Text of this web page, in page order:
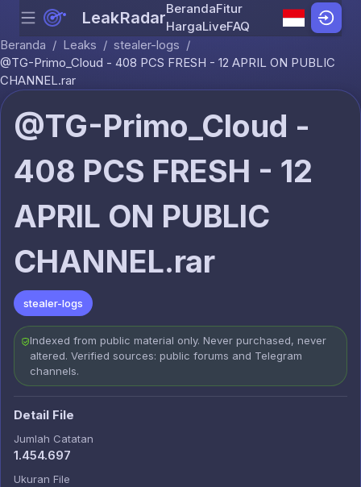
Skip to content
Menu LeakRadarBerandaFitur
HargaLiveFAQ
Beranda / Leaks / stealer-logs /
@TG-Primo_Cloud - 408 PCS FRESH - 12 APRIL ON PUBLIC
CHANNEL.rar
@TG-Primo_Cloud -
408 PCS FRESH - 12
APRIL ON PUBLIC
CHANNEL.rar
stealer-logs
Indexed from public material only. Never purchased, never
altered. Verified sources: public forums and Telegram
channels.
Detail File
Jumlah Catatan
1.454.697
Ukuran File